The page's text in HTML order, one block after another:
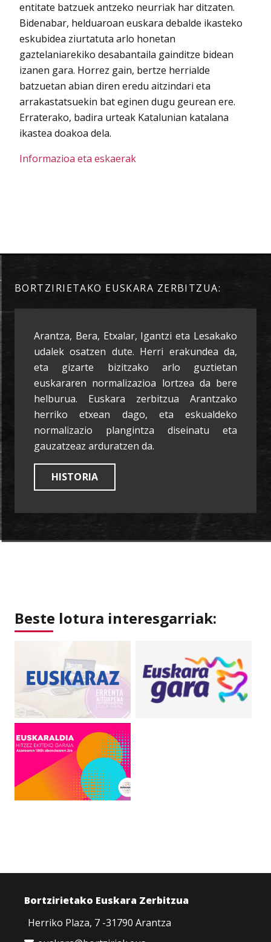
entitate batzuek antzeko neurriak har ditzaten.
Bidenabar, helduaroan euskara debalde ikasteko
eskubidea ziurtatuta arlo honetan
gaztelaniarekiko desabantaila gainditze bidean
izanen gara. Horrez gain, bertze herrialde
batzuetan abian diren eredu aitzindari eta
arrakastatsuekin bat eginen dugu geurean ere.
Erraterako, badira urteak Katalunian katalana
ikastea doakoa dela.
Informazioa eta eskaerak
BORTZIRIETAKO EUSKARA ZERBITZUA:
Arantza, Bera, Etxalar, Igantzi eta Lesakako
udalek osatzen dute. Herri erakundea da,
eta gizarte bizitzako arlo guztietan
euskararen normalizazioa lortzea da bere
helburua. Euskara zerbitzua Arantzako
herriko etxean dago, eta eskualdeko
normalizazio plangintza diseinatu eta
gauzatzeaz arduratzen da.
HISTORIA
Beste lotura interesgarriak:
Bortzirietako Euskara Zerbitzua
Herriko Plaza, 7 -31790 Arantza